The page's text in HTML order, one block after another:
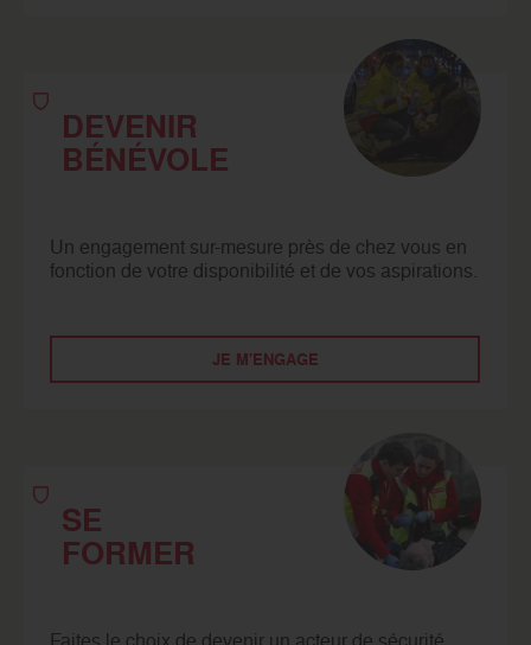
DEVENIR
BÉNÉVOLE
Un engagement sur-mesure près de chez vous en
fonction de votre disponibilité et de vos aspirations.
JE M'ENGAGE
SE
FORMER